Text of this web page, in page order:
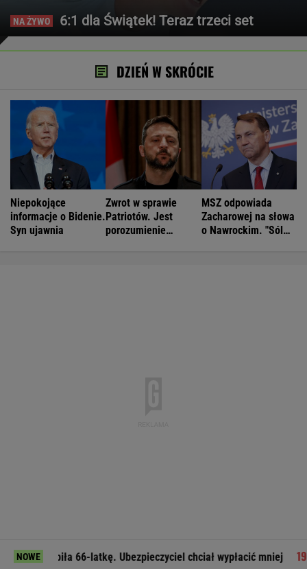
6:1 dla Świątek! Teraz trzeci set
DZIEŃ W SKRÓCIE
Niepokojące
informacje o Bidenie.
Syn ujawnia
Zwrot w sprawie
Patriotów. Jest
porozumienie
MSZ odpowiada
Zacharowej na słowa
o Nawrockim. "Sól
NOWE
66-latkę. Ubezpieczyciel chciał wypłacić mniej Legia